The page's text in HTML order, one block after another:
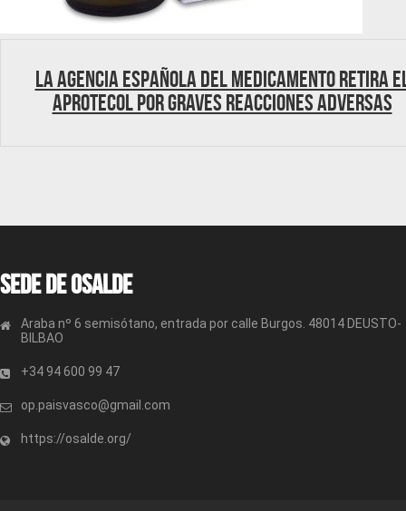
La Agencia Española del Medicamento retira
APROTECOL por graves reacciones adversas
Sede de OSALDE
Araba nº 6 semisótano, entrada por calle Burgos. 48014 DEUSTO-
BILBAO
+34 94 600 99 47
op.paisvasco@gmail.com
https://osalde.org/